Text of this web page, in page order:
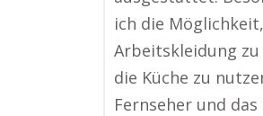
ich die
Arbeitskleidung zu
die Küche zu
Fernseher und das